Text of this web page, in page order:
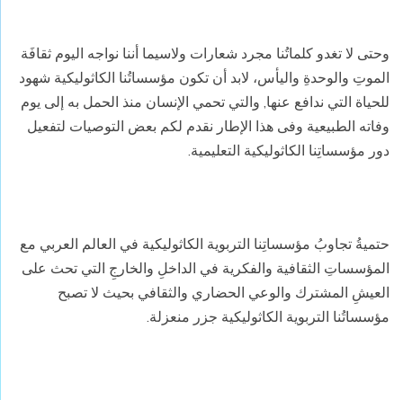
وحتى لا تغدو كلماتُنا مجرد شعارات ولاسيما أننا نواجه اليوم ثقافَة
الموتِ والوحدةِ واليأس، لابد أن تكون مؤسساتُنا الكاثوليكية شهود
للحياة التي ندافع عنها, والتي تحمي الإنسان منذ الحمل به إلى يوم
وفاته الطبيعية وفى هذا الإطار نقدم لكم بعض التوصيات لتفعيل
دور مؤسساتِنا الكاثوليكية التعليمية.
حتميةُ تجاوبُ مؤسساتِنا التربوية الكاثوليكية في العالم العربي مع
المؤسساتِ الثقافية والفكرية في الداخلِ والخارجِ التي تحث على
العيشِ المشترك والوعي الحضاري والثقافي بحيث لا تصبح
مؤسساتُنا التربوية الكاثوليكية جزر منعزلة.